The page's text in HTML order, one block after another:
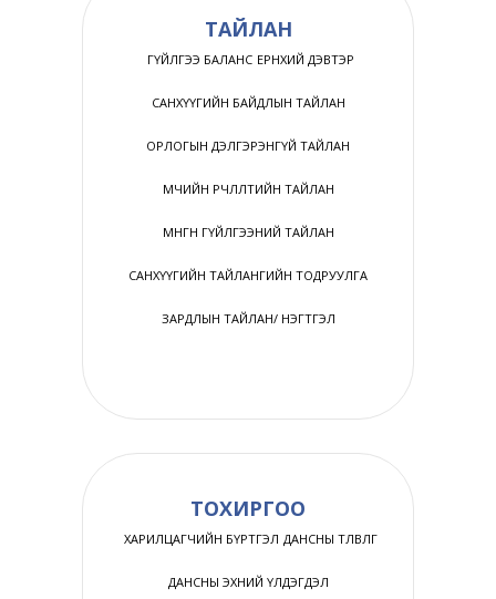
ТАЙЛАН
ГҮЙЛГЭЭ БАЛАНС ЕРӨНХИЙ ДЭВТЭР
САНХҮҮГИЙН БАЙДЛЫН ТАЙЛАН
ОРЛОГЫН ДЭЛГЭРЭНГҮЙ ТАЙЛАН
ӨМЧИЙН ӨӨРЧЛӨЛТИЙН ТАЙЛАН
МӨНГӨН ГҮЙЛГЭЭНИЙ ТАЙЛАН
САНХҮҮГИЙН ТАЙЛАНГИЙН ТОДРУУЛГА
ЗАРДЛЫН ТАЙЛАН/ НЭГТГЭЛ
ТОХИРГОО
ХАРИЛЦАГЧИЙН БҮРТГЭЛ ДАНСНЫ ТӨЛӨВЛӨГӨӨ
ДАНСНЫ ЭХНИЙ ҮЛДЭГДЭЛ